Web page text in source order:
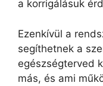
a korrigálásuk
Ezenkívül a
segíthetnek a
egészségterved
más, és ami